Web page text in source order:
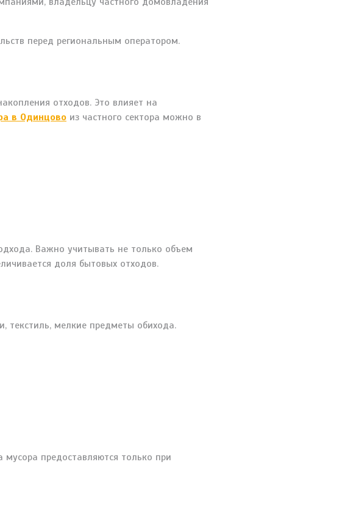
перед региональным оператором.
отходов. Это влияет на
в Одинцово из частного сектора можно в
Важно учитывать не только объем
доля бытовых отходов.
текстиль, мелкие предметы обихода.
предоставляются только при